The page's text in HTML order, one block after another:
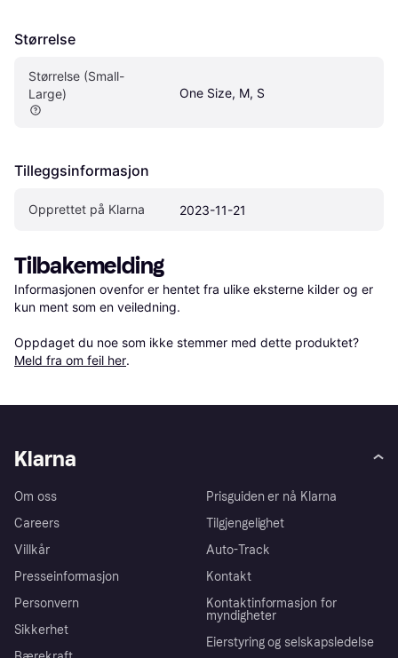
Størrelse
Størrelse (Small-
Large)
One Size, M, S
Tilleggsinformasjon
Opprettet på Klarna 2023-11-21
Tilbakemelding
Informasjonen ovenfor er hentet fra ulike eksterne kilder og er
kun ment som en veiledning.
Oppdaget du noe som ikke stemmer med dette produktet?
Meld fra om feil her.
Klarna
Om oss
Careers
Villkår
Presseinformasjon
Personvern
Sikkerhet
Prisguiden er nå Klarna
Tilgjengelighet
Auto-Track
Kontakt
Kontaktinformasjon for
myndigheter
Eierstyring og selskapsledelse